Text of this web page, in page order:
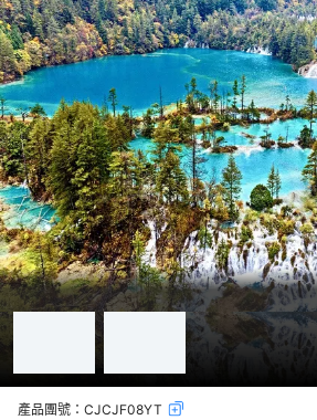
產品團號： CJCJF08YT